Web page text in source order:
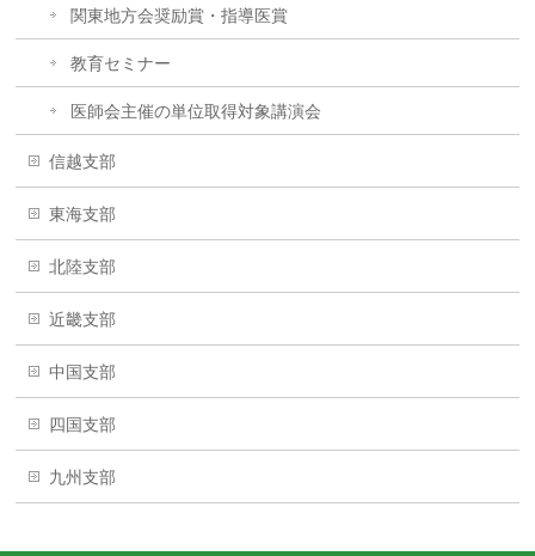
関東地方会奨励賞・指導医賞
教育セミナー
医師会主催の単位取得対象講演会
信越支部
東海支部
北陸支部
近畿支部
中国支部
四国支部
九州支部